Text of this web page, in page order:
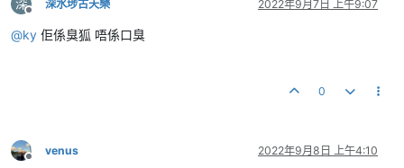
深
離線
深水埗古天樂 2022年9月7日 上午9:07
@ky 佢係臭狐 唔係口臭
0
離線
venus 2022年9月8日 上午4:10